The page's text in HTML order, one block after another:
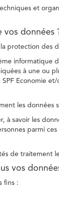
et
vos données
protection des
informatique
à une ou
Economie
les données
à savoir les
parmi
de traitement
vos
fins :